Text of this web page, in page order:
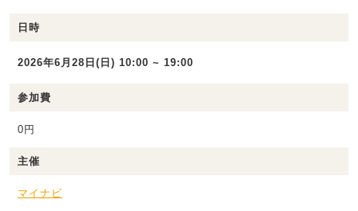
日時
2026年6月28日(日) 10:00 ~ 19:00
参加費
0円
主催
マイナビ